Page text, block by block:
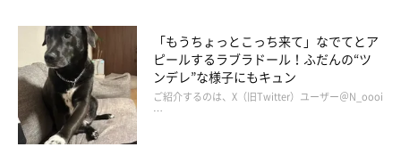
「もうちょっとこっち来て」なでてとア
ピールするラブラドール！ふだんの“ツ
ンデレ”な様子にもキュン
ご紹介するのは、X（旧Twitter）ユーザー＠N_oooi
…